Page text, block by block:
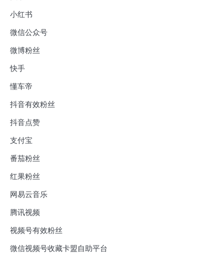
小红书
微信公众号
微博粉丝
快手
懂车帝
抖音有效粉丝
抖音点赞
支付宝
番茄粉丝
红果粉丝
网易云音乐
腾讯视频
视频号有效粉丝
微信视频号收藏卡盟自助平台